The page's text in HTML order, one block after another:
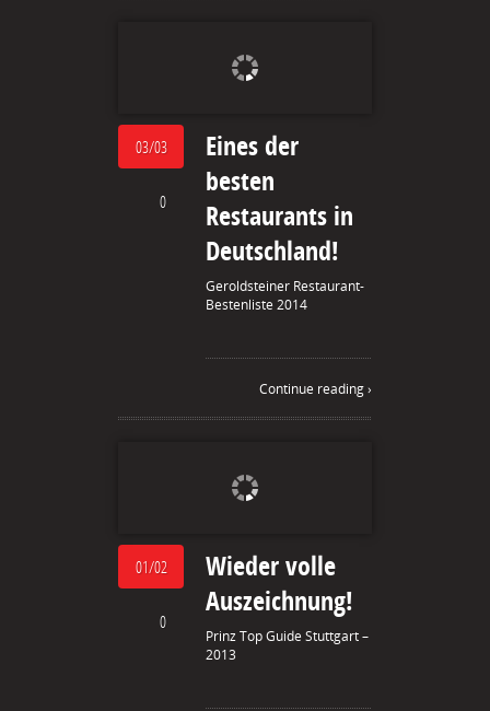
03/03
0
Eines der
besten
Restaurants in
Deutschland!
Geroldsteiner Restaurant-
Bestenliste 2014
Continue reading ›
01/02
0
Wieder volle
Auszeichnung!
Prinz Top Guide Stuttgart –
2013